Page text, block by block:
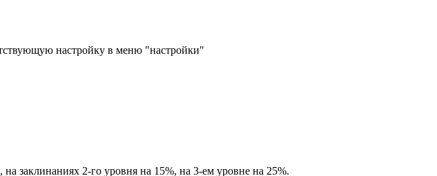
настройку в меню "настройки"
заклинаниях 2-го уровня на 15%, на 3-ем уровне на 25%.